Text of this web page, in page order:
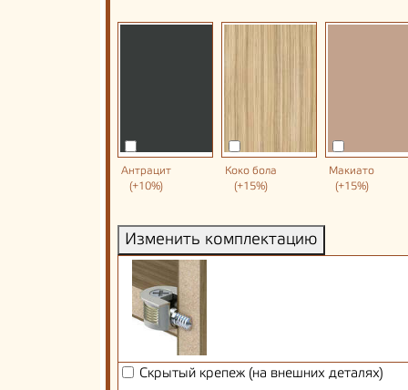
Антрацит
(+10%)
Коко бола
(+15%)
Макиато
(+15%)
Изменить комплектацию
Скрытый крепеж (на внешних деталях)